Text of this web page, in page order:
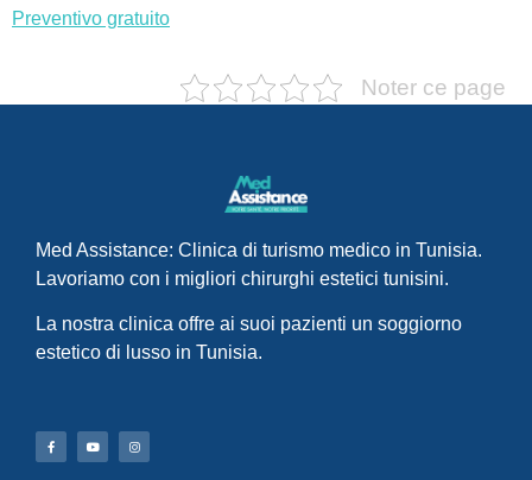
Preventivo gratuito
Noter ce page
Med Assistance: Clinica di turismo medico in Tunisia.
Lavoriamo con i migliori chirurghi estetici tunisini.
La nostra clinica offre ai suoi pazienti un soggiorno
estetico di lusso in Tunisia.